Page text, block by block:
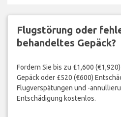
Flugstörung oder
behandeltes Gepäck?
Fordern Sie bis zu £1,600
Gepäck oder £520 (€600)
Flugverspätungen und -
Entschädigung kostenlos.